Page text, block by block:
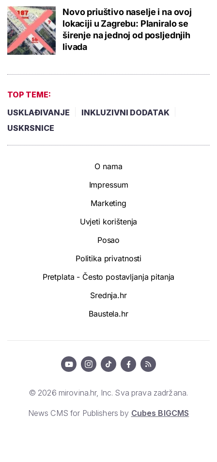
Novo priuštivo naselje i na ovoj
lokaciji u Zagrebu: Planiralo se
širenje na jednoj od posljednjih
livada
TOP TEME:
USKLAĐIVANJE
INKLUZIVNI DODATAK
USKRSNICE
O nama
Impressum
Marketing
Uvjeti korištenja
Posao
Politika privatnosti
Pretplata - Često postavljanja pitanja
Srednja.hr
Baustela.hr
© 2026 mirovina.hr, Inc. Sva prava zadržana.
News CMS for Publishers by Cubes BIGCMS